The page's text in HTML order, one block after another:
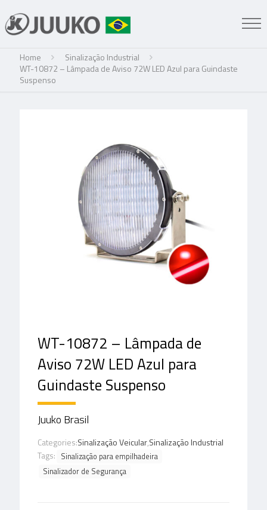
Home
Sinalização Industrial
WT-10872 – Lâmpada de Aviso 72W LED Azul para Guindaste
Suspenso
WT-10872 – Lâmpada de
Aviso 72W LED Azul para
Guindaste Suspenso
Juuko Brasil
Categories:Sinalização Veicular,Sinalização Industrial
Tags: Sinalização para empilhadeira
Sinalizador de Segurança